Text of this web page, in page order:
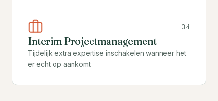
04
Interim Projectmanagement
Tijdelijk extra expertise inschakelen wanneer het
er echt op aankomt.